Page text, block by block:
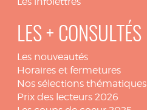
LES + CONSULTÉS
Les nouveautés
Horaires et fermetures
Nos sélections thématiques
Prix des lecteurs 2026